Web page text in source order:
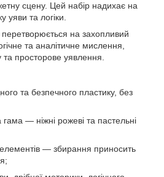
сцену. Цей набір надихає на
уяви та логіки.
на захопливий
та аналітичне мислення,
та просторове уявлення.
та безпечного пластику, без
— ніжні рожеві та пастельні
елементів — збирання приносить